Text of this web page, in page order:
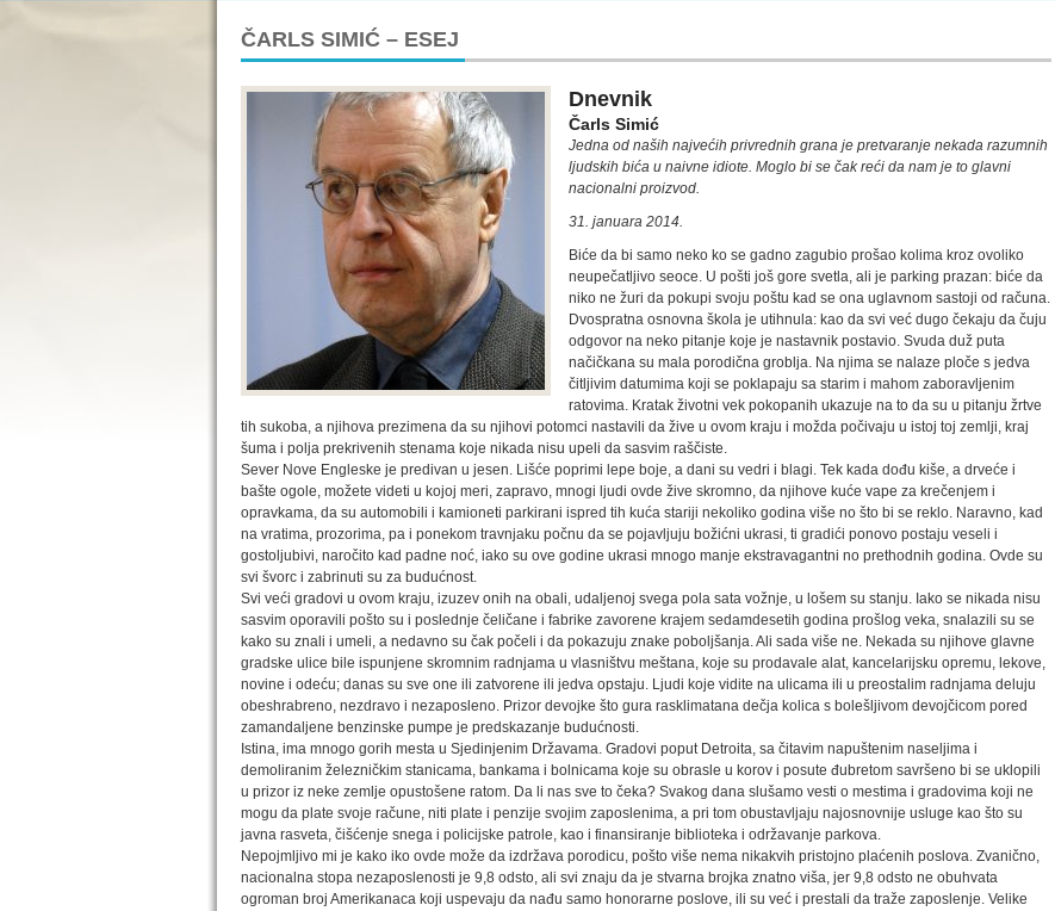
ČARLS SIMIĆ – ESEJ
Dnevnik
Čarls Simić
Jedna od naših najvećih privrednih grana je pretvaranje nekada razumnih
ljudskih bića u naivne idiote. Moglo bi se čak reći da nam je to glavni
nacionalni proizvod.
31. januara 2014.
Biće da bi samo neko ko se gadno zagubio prošao kolima kroz ovoliko
neupečatljivo seoce. U pošti još gore svetla, ali je parking prazan: biće da
niko ne žuri da pokupi svoju poštu kad se ona uglavnom sastoji od računa.
Dvospratna osnovna škola je utihnula: kao da svi već dugo čekaju da čuju
odgovor na neko pitanje koje je nastavnik postavio. Svuda duž puta
načičkana su mala porodična groblja. Na njima se nalaze ploče s jedva
čitljivim datumima koji se poklapaju sa starim i mahom zaboravljenim
ratovima. Kratak životni vek pokopanih ukazuje na to da su u pitanju žrtve
tih sukoba, a njihova prezimena da su njihovi potomci nastavili da žive u ovom kraju i možda počivaju u istoj toj zemlji, kraj
šuma i polja prekrivenih stenama koje nikada nisu upeli da sasvim raščiste.
Sever Nove Engleske je predivan u jesen. Lišće poprimi lepe boje, a dani su vedri i blagi. Tek kada dođu kiše, a drveće i
bašte ogole, možete videti u kojoj meri, zapravo, mnogi ljudi ovde žive skromno, da njihove kuće vape za krečenjem i
opravkama, da su automobili i kamioneti parkirani ispred tih kuća stariji nekoliko godina više no što bi se reklo. Naravno, kad
na vratima, prozorima, pa i ponekom travnjaku počnu da se pojavljuju božićni ukrasi, ti gradići ponovo postaju veseli i
gostoljubivi, naročito kad padne noć, iako su ove godine ukrasi mnogo manje ekstravagantni no prethodnih godina. Ovde su
svi švorc i zabrinuti su za budućnost.
Svi veći gradovi u ovom kraju, izuzev onih na obali, udaljenoj svega pola sata vožnje, u lošem su stanju. Iako se nikada nisu
sasvim oporavili pošto su i poslednje čeličane i fabrike zavorene krajem sedamdesetih godina prošlog veka, snalazili su se
kako su znali i umeli, a nedavno su čak počeli i da pokazuju znake poboljšanja. Ali sada više ne. Nekada su njihove glavne
gradske ulice bile ispunjene skromnim radnjama u vlasništvu meštana, koje su prodavale alat, kancelarijsku opremu, lekove,
novine i odeću; danas su sve one ili zatvorene ili jedva opstaju. Ljudi koje vidite na ulicama ili u preostalim radnjama deluju
obeshrabreno, nezdravo i nezaposleno. Prizor devojke što gura rasklimatana dečja kolica s bolešljivom devojčicom pored
zamandaljene benzinske pumpe je predskazanje budućnosti.
Istina, ima mnogo gorih mesta u Sjedinjenim Državama. Gradovi poput Detroita, sa čitavim napuštenim naseljima i
demoliranim železničkim stanicama, bankama i bolnicama koje su obrasle u korov i posute đubretom savršeno bi se uklopili
u prizor iz neke zemlje opustošene ratom. Da li nas sve to čeka? Svakog dana slušamo vesti o mestima i gradovima koji ne
mogu da plate svoje račune, niti plate i penzije svojim zaposlenima, a pri tom obustavljaju najosnovnije usluge kao što su
javna rasveta, čišćenje snega i policijske patrole, kao i finansiranje biblioteka i održavanje parkova.
Nepojmljivo mi je kako iko ovde može da izdržava porodicu, pošto više nema nikakvih pristojno plaćenih poslova. Zvanično,
nacionalna stopa nezaposlenosti je 9,8 odsto, ali svi znaju da je stvarna brojka znatno viša, jer 9,8 odsto ne obuhvata
ogroman broj Amerikanaca koji uspevaju da nađu samo honorarne poslove, ili su već i prestali da traže zaposlenje. Velike